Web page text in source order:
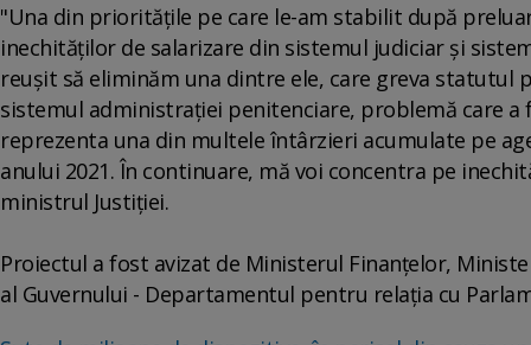
"Una din priorităţile pe care le-am stabilit după
inechităţilor de salarizare din sistemul judiciar şi
reuşit să eliminăm una dintre ele, care greva
sistemul administraţiei penitenciare, problemă care
reprezenta una din multele întârzieri acumulate pe
anului 2021. În continuare, mă voi concentra pe
ministrul Justiţiei.
Proiectul a fost avizat de Ministerul Finanţelor,
al Guvernului - Departamentul pentru relaţia cu